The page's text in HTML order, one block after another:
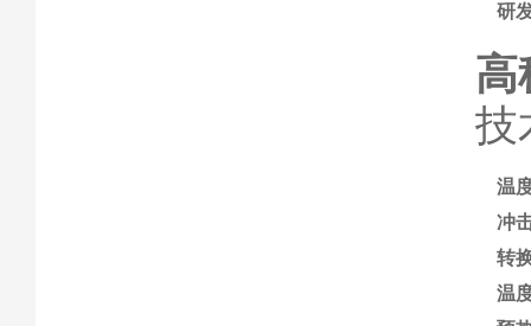
研
高
技
温
冲
转
温